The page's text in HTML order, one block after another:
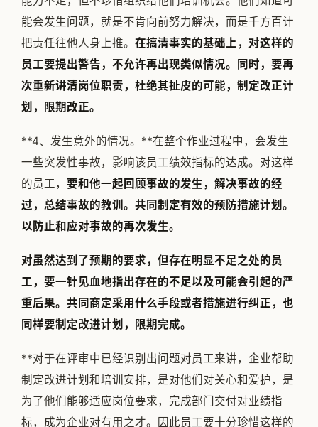
能会发生问题，就是不肯向前努力解决，而是千方百计
把责任往他人身上推。 在搞清事实的基础上，对这样的
员工要提出警告，不允许再出现类似情况。同时，要再
次重新讲清岗位职责，杜绝其扯皮的可能，制定改正计
划，限期改正。
**4、发生意外的情况。**在整个作业过程中，会发生
一些突发性事故，影响该员工绩效指标的达成。对这样
的员工， 要和他一起回顾事故的发生，解决事故的经
过，总结事故的教训。共同制定有效的预防措施计划。
以防止和应对事故的再次发生。
对虽然达到了预期的要求，但存在明显不足之处的员
工，要一针见血地指出存在的不足以及可能会引起的严
重后果。共同商定采用什么手段或者措施进行纠正，也
同样要制定改进计划，限期完成。
**对于在评审中已经识别出问题对员工来讲，企业帮助
制定改进计划和培训安排，是对他们对关心和爱护，是
为了他们能够适应岗位要求，完成部门交付对业绩指
标，成为企业对有用之才。因此员工要十分珍惜这样的